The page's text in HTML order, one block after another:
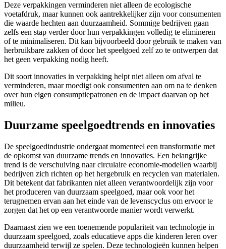
Deze verpakkingen verminderen niet alleen de ecologische
voetafdruk, maar kunnen ook aantrekkelijker zijn voor consumenten
die waarde hechten aan duurzaamheid. Sommige bedrijven gaan
zelfs een stap verder door hun verpakkingen volledig te elimineren
of te minimaliseren. Dit kan bijvoorbeeld door gebruik te maken van
herbruikbare zakken of door het speelgoed zelf zo te ontwerpen dat
het geen verpakking nodig heeft.
Dit soort innovaties in verpakking helpt niet alleen om afval te
verminderen, maar moedigt ook consumenten aan om na te denken
over hun eigen consumptiepatronen en de impact daarvan op het
milieu.
Duurzame speelgoedtrends en innovaties
De speelgoedindustrie ondergaat momenteel een transformatie met
de opkomst van duurzame trends en innovaties. Een belangrijke
trend is de verschuiving naar circulaire economie-modellen waarbij
bedrijven zich richten op het hergebruik en recyclen van materialen.
Dit betekent dat fabrikanten niet alleen verantwoordelijk zijn voor
het produceren van duurzaam speelgoed, maar ook voor het
terugnemen ervan aan het einde van de levenscyclus om ervoor te
zorgen dat het op een verantwoorde manier wordt verwerkt.
Daarnaast zien we een toenemende populariteit van technologie in
duurzaam speelgoed, zoals educatieve apps die kinderen leren over
duurzaamheid terwijl ze spelen. Deze technologieën kunnen helpen